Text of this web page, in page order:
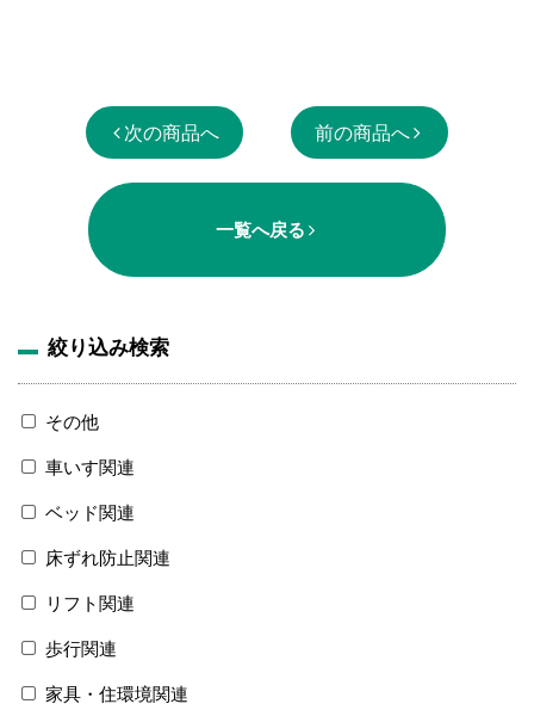
次の商品へ 前の商品へ
一覧へ戻る
絞り込み検索
その他
車いす関連
ベッド関連
床ずれ防止関連
リフト関連
歩行関連
家具・住環境関連